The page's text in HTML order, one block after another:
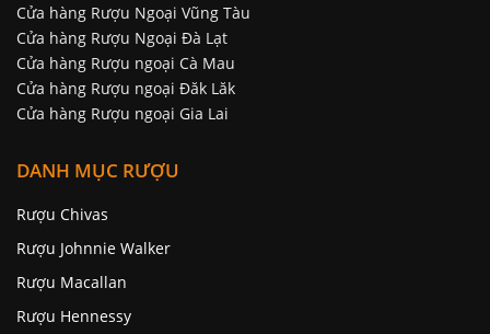
Cửa hàng Rượu Ngoại Vũng Tàu
Cửa hàng Rượu Ngoại Đà Lạt
Cửa hàng Rượu ngoại Cà Mau
Cửa hàng Rượu ngoại Đăk Lăk
Cửa hàng Rượu ngoại Gia Lai
DANH MỤC RƯỢU
Rượu Chivas
Rượu Johnnie Walker
Rượu Macallan
Rượu Hennessy